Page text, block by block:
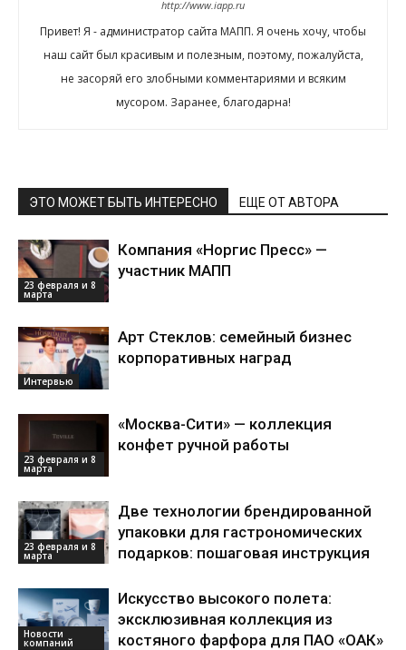
http://www.iapp.ru
Привет! Я - администратор сайта МАПП. Я очень хочу, чтобы
наш сайт был красивым и полезным, поэтому, пожалуйста,
не засоряй его злобными комментариями и всяким
мусором. Заранее, благодарна!
ЭТО МОЖЕТ БЫТЬ ИНТЕРЕСНО ЕЩЕ ОТ АВТОРА
23 февраля и 8
марта
Компания «Норгис Пресс» —
участник МАПП
Интервью
Арт Стеклов: семейный бизнес
корпоративных наград
23 февраля и 8
марта
«Москва-Сити» — коллекция
конфет ручной работы
23 февраля и 8
марта
Две технологии брендированной
упаковки для гастрономических
подарков: пошаговая инструкция
Новости
компаний
Искусство высокого полета:
эксклюзивная коллекция из
костяного фарфора для ПАО «ОАК»